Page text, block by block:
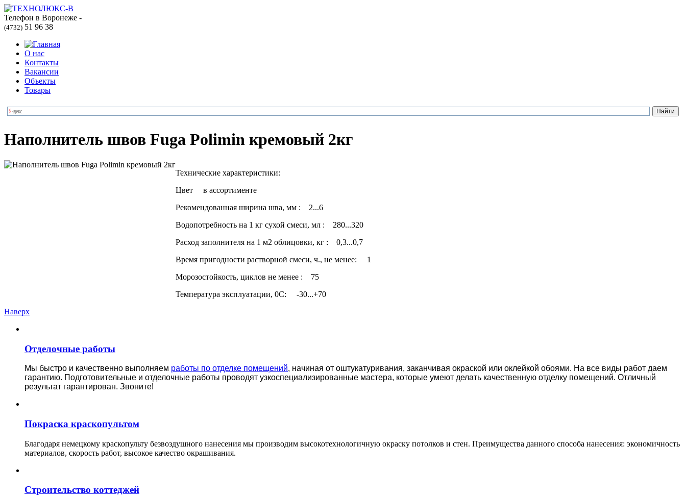
Телефон в Воронеже -
(4732) 51 96 38
О нас
Контакты
Вакансии
Объекты
Товары
Наполнитель швов Fuga Polimin кремовый 2кг
Технические характеристики:
Цвет в ассортименте
Рекомендованная ширина шва, мм : 2...6
Водопотребность на 1 кг сухой смеси, мл : 280...320
Расход заполнителя на 1 м2 облицовки, кг : 0,3...0,7
Время пригодности растворной смеси, ч., не менее: 1
Морозостойкость, циклов не менее : 75
Температура эксплуатации, 0С: -30...+70
Наверх
Отделочные работы
Мы быстро и качественно выполняем работы по отделке помещений, начиная от оштукатуривания, заканчивая окраской или оклейкой обоями. На все виды работ даем
гарантию. Подготовительные и отделочные работы проводят узкоспециализированные мастера, которые умеют делать качественную отделку помещений. Отличный
результат гарантирован. Звоните!
Покраска краскопультом
Благодаря немецкому краскопульту безвоздушного нанесения мы производим высокотехнологичную окраску потолков и стен. Преимущества данного способа нанесения: экономичность
материалов, скорость работ, высокое качество окрашивания.
Строительство коттеджей